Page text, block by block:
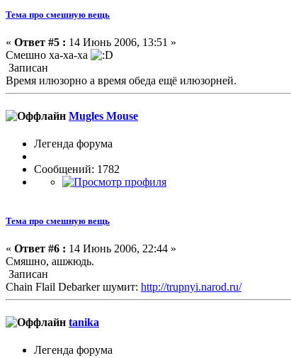
Тема про смешную вещь
« Ответ #5 : 14 Июнь 2006, 13:51 »
Смешно ха-ха-ха
Записан
Время илюзорно а время обеда ещё илюзорней.
Mugles Mouse
Легенда форума
Сообщений: 1782
Тема про смешную вещь
« Ответ #6 : 14 Июнь 2006, 22:44 »
Смяшно, ашжюдь.
Записан
Chain Flail Debarker шумит: http://trupnyi.narod.ru/
tanika
Легенда форума